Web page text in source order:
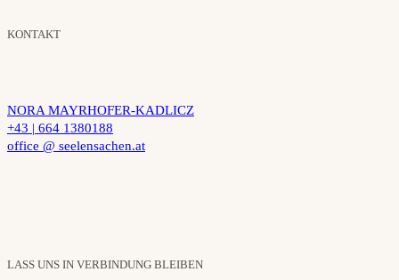
KONTAKT
NORA MAYRHOFER-KADLICZ
+43 | 664 1380188
office @ seelensachen.at
LASS UNS IN VERBINDUNG BLEIBEN